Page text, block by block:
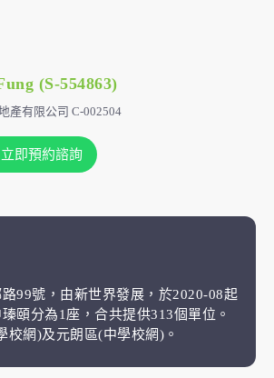
(S-554863)
產有限公司 C-002504
立即預約諮詢
99號，由新世界發展，於2020-08起
頤分為1座，合共提供313個單位。
校網)及元朗區(中學校網)。